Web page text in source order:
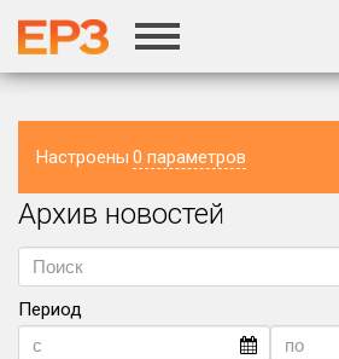
Настроены 0 параметров
Регион
Архив новостей
Период